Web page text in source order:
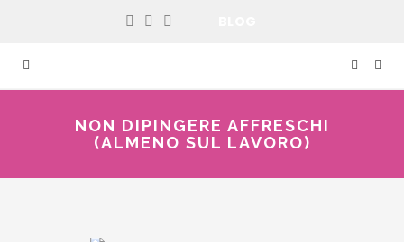
NON DIPINGERE AFFRESCHI
(ALMENO SUL LAVORO)